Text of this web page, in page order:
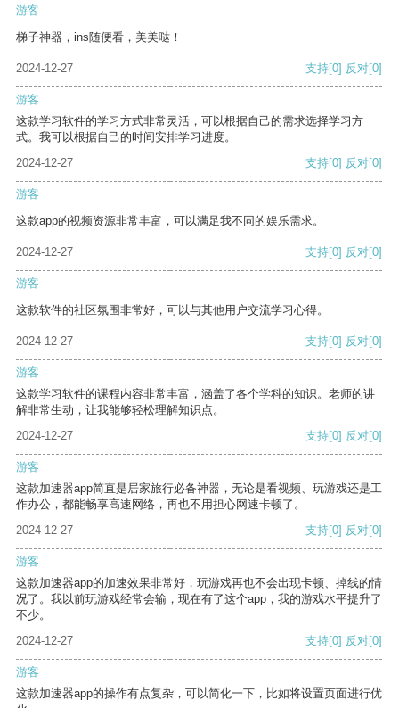
游客
梯子神器，ins随便看，美美哒！
2024-12-27 支持[0] 反对[0]
游客
这款学习软件的学习方式非常灵活，可以根据自己的需求选择学习方
式。我可以根据自己的时间安排学习进度。
2024-12-27
支持[0] 反对[0]
游客
这款app的视频资源非常丰富，可以满足我不同的娱乐需求。
2024-12-27 支持[0] 反对[0]
游客
这款软件的社区氛围非常好，可以与其他用户交流学习心得。
2024-12-27 支持[0] 反对[0]
游客
这款学习软件的课程内容非常丰富，涵盖了各个学科的知识。老师的讲
解非常生动，让我能够轻松理解知识点。
2024-12-27
支持[0] 反对[0]
游客
这款加速器app简直是居家旅行必备神器，无论是看视频、玩游戏还是工
作办公，都能畅享高速网络，再也不用担心网速卡顿了。
2024-12-27
支持[0] 反对[0]
游客
这款加速器app的加速效果非常好，玩游戏再也不会出现卡顿、掉线的情
况了。我以前玩游戏经常会输，现在有了这个app，我的游戏水平提升了
不少。
2024-12-27
支持[0] 反对[0]
游客
这款加速器app的操作有点复杂，可以简化一下，比如将设置页面进行优